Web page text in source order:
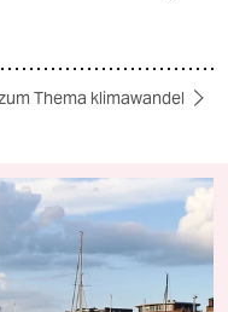
Thema klimawandel